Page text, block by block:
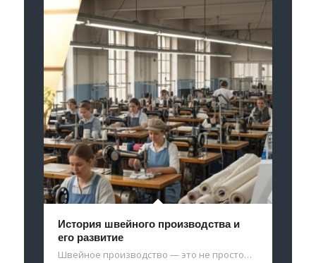
История швейного производства и
его развитие
Швейное производство — это не просто…